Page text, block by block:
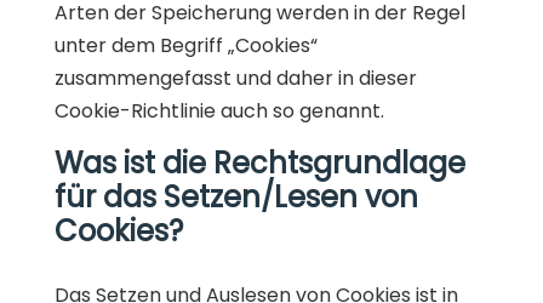
Arten der Speicherung werden in der Regel
unter dem Begriff „Cookies“
zusammengefasst und daher in dieser
Cookie-Richtlinie auch so genannt.
Was ist die Rechtsgrundlage
für das Setzen/Lesen von
Cookies?
Das Setzen und Auslesen von Cookies ist in